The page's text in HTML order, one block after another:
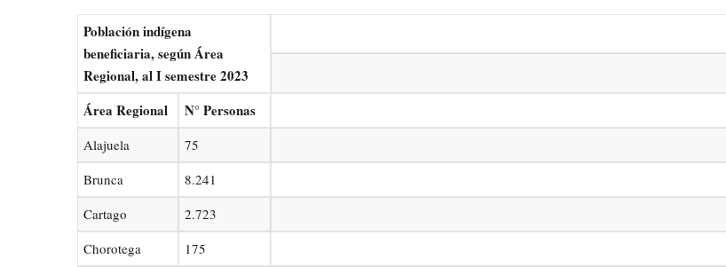
Población indígena
beneficiaria, según Área
Regional, al I semestre 2023
Área Regional
N° Personas
Alajuela
75
Brunca
8.241
Cartago
2.723
Chorotega
175